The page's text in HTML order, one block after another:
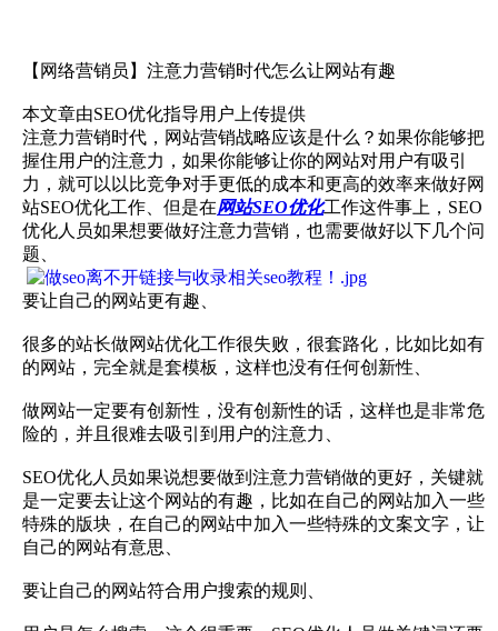
【网络营销员】注意力营销时代怎么让网站有趣
本文章由SEO优化指导用户上传提供
注意力营销时代，网站营销战略应该是什么？如果你能够把
握住用户的注意力，如果你能够让你的网站对用户有吸引
力，就可以以比竞争对手更低的成本和更高的效率来做好网
站SEO优化工作、但是在网站SEO优化工作这件事上，SEO
优化人员如果想要做好注意力营销，也需要做好以下几个问
题、
要让自己的网站更有趣、
很多的站长做网站优化工作很失败，很套路化，比如比如有
的网站，完全就是套模板，这样也没有任何创新性、
做网站一定要有创新性，没有创新性的话，这样也是非常危
险的，并且很难去吸引到用户的注意力、
SEO优化人员如果说想要做到注意力营销做的更好，关键就
是一定要去让这个网站的有趣，比如在自己的网站加入一些
特殊的版块，在自己的网站中加入一些特殊的文案文字，让
自己的网站有意思、
要让自己的网站符合用户搜索的规则、